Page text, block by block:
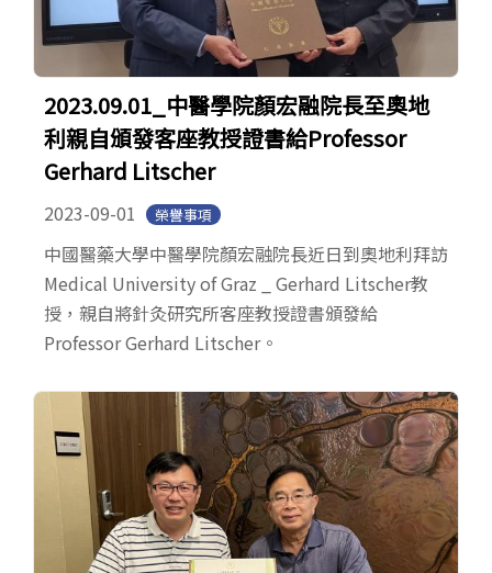
2023.09.01_中醫學院顏宏融院長至奧地
利親自頒發客座教授證書給Professor
Gerhard Litscher
2023-09-01 榮譽事項
中國醫藥大學中醫學院顏宏融院長近日到奧地利拜訪
Medical University of Graz _ Gerhard Litscher教
授，親自將針灸研究所客座教授證書頒發給
Professor Gerhard Litscher。